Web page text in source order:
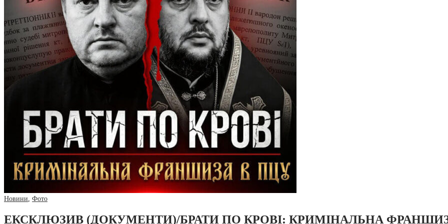
Новини Фото
ЕКСКЛЮЗИВ (ДОКУМЕНТИ)/БРАТИ ПО КРОВІ: КРИМІНАЛЬНА